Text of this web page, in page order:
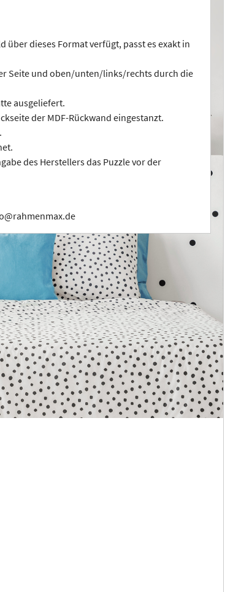
über dieses Format verfügt, passt es exakt in
Seite und oben/unten/links/rechts durch die
ausgeliefert.
der MDF-Rückwand eingestanzt.
des Herstellers das Puzzle vor der